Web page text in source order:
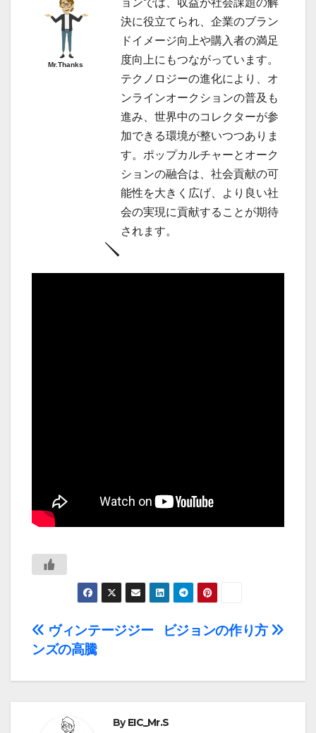
Mr.Thanks
ョンでは、収益が社会課題の解
決に役立てられ、企業のブラン
ドイメージ向上や購入者の満足
度向上にもつながっています。
テクノロジーの進化により、オ
ンラインオークションの普及も
進み、世界中のコレクターが参
加できる環境が整いつつありま
す。ポップカルチャーとオーク
ションの融合は、社会貢献の可
能性を大きく広げ、より良い社
会の実現に貢献することが期待
されます。
投
稿
ビジョンの作り方
ヴィンテージジー
ンズの高騰
ByEIC_Mr.S